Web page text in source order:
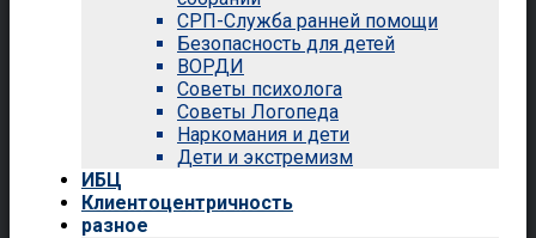
СРП-Служба ранней помощи
Безопасность для детей
ВОРДИ
Советы психолога
Советы Логопеда
Наркомания и дети
Дети и экстремизм
ИБЦ
Клиентоцентричность
разное